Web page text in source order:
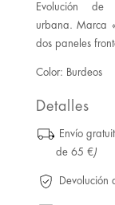
Evolución de
urbana. Marca
dos paneles
Color: Burdeos
Detalles
Envío
de 65 €)
Devolución